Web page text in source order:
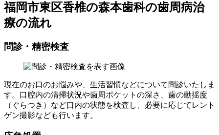
福岡市東区香椎の森本歯科の歯周病治
療の流れ
問診・精密検査
現在のお口のお悩みや、生活習慣などについて問診いたしま
す。口腔内の清掃状況や歯周ポケットの深さ、歯の動揺度
（ぐらつき）など口内の状態を検査し、必要に応じてレント
ゲン撮影なども行います。